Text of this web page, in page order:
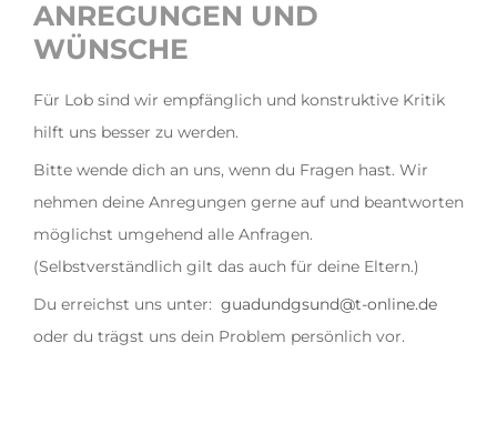
ANREGUNGEN UND
WÜNSCHE
Für Lob sind wir empfänglich und konstruktive Kritik
hilft uns besser zu werden.
Bitte wende dich an uns, wenn du Fragen hast. Wir
nehmen deine Anregungen gerne auf und beantworten
möglichst umgehend alle Anfragen.
(Selbstverständlich gilt das auch für deine Eltern.)
Du erreichst uns unter: guadundgsund@t-online.de
oder du trägst uns dein Problem persönlich vor.